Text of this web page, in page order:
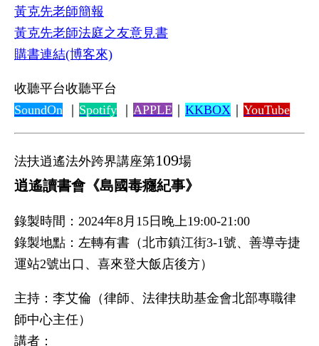
黃克先老師簡報
黃克先老師法庭之友意見書
購書連結(博客來)
收聽平台收聽平台
SoundOn ｜ Spotify ｜ APPLE ｜ KKBOX ｜ YouTube
法扶逍遙法外跨界講座第109場
逍遙讀書會《島國毒癮紀事》
錄製時間：2024年8月15日晚上19:00-21:00
錄製地點：左轉有書（北市鎮江街3-1號、善導寺捷
運站2號出口、喜來登大飯店後方）
主持：李艾倫（律師、法律扶助基金會北部專職律
師中心主任）
講者：